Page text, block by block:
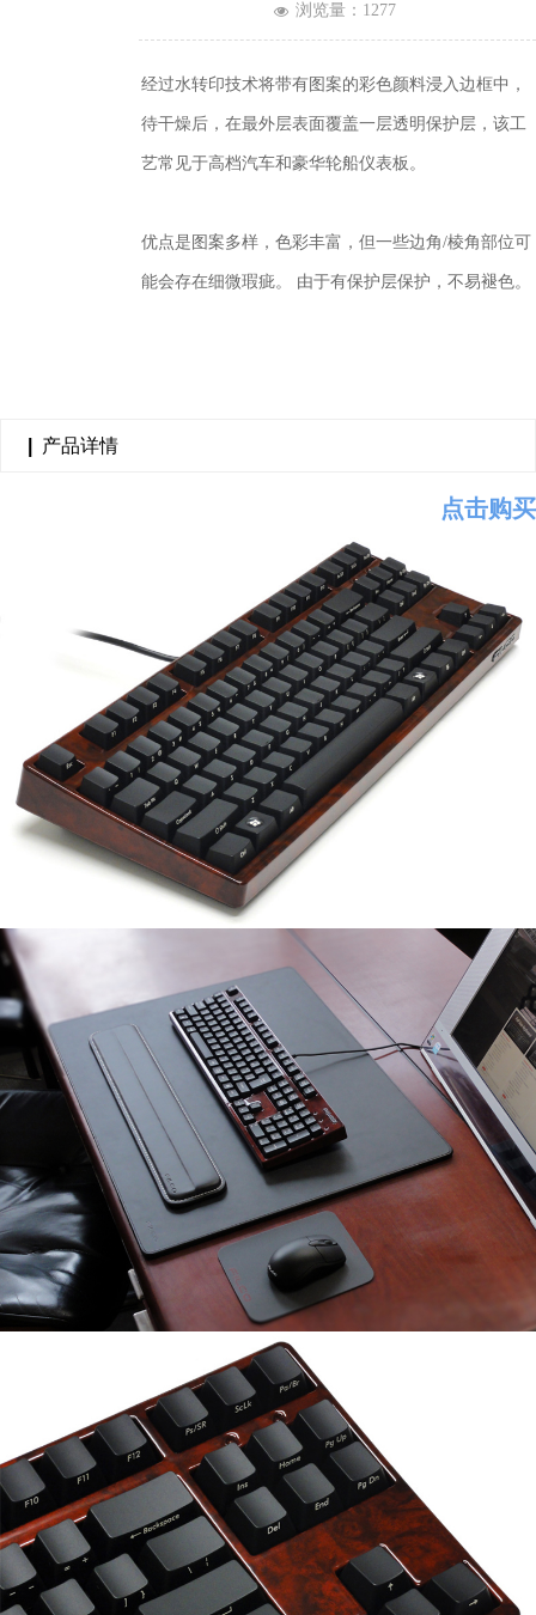
经过水转印技术将带有图案的彩色颜料浸入边框中，
待干燥后，在最外层表面覆盖一层透明保护层，该工
艺常见于高档汽车和豪华轮船仪表板。
优点是图案多样，色彩丰富，但一些边角/棱角部位可
能会存在细微瑕疵。 由于有保护层保护，不易褪色。
点击购买
产品详情
넶 浏览量： 1277